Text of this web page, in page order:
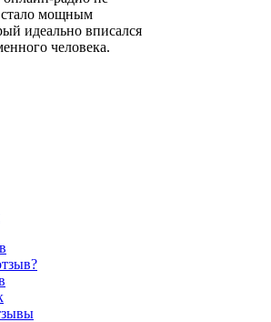
мощным
идеально вписался
человека.